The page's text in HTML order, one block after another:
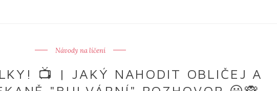
Návody na líčení
📺 | JAKÝ NAHODIT OBLIČEJ A